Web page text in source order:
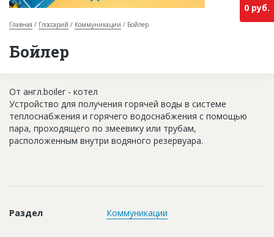
О проекте
База строящихся объектов
Инвестпроекты
Глоссарий
Главная Глоссарий Коммуникации Бойлер
Бойлер
0 руб.
От англ.boiler - котел
Устройство для получения горячей воды в системе
теплоснабжения и горячего водоснабжения с помощью
пара, проходящего по змеевику или трубам,
расположенным внутри водяного резервуара.
Раздел Коммуникации